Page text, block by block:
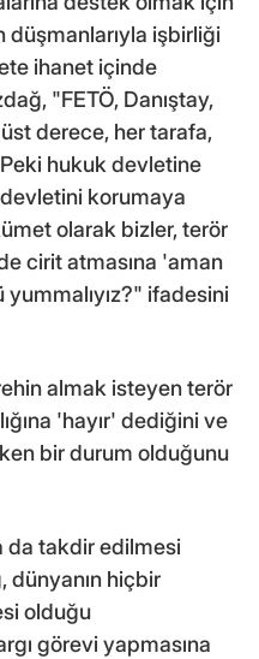
düşmanlarıyla işbirliği
ihanet içinde
"FETÖ, Danıştay,
derece, her tarafa,
hukuk devletine
korumaya
olarak bizler, terör
cirit atmasına 'aman
yummalıyız?" ifadesini
almak isteyen terör
'hayır' dediğini ve
bir durum olduğunu
da takdir edilmesi
dünyanın hiçbir
olduğu
görevi yapmasına